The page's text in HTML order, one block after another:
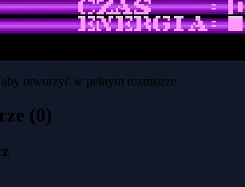
otworzyć w pełnym rozmiarze
(0)